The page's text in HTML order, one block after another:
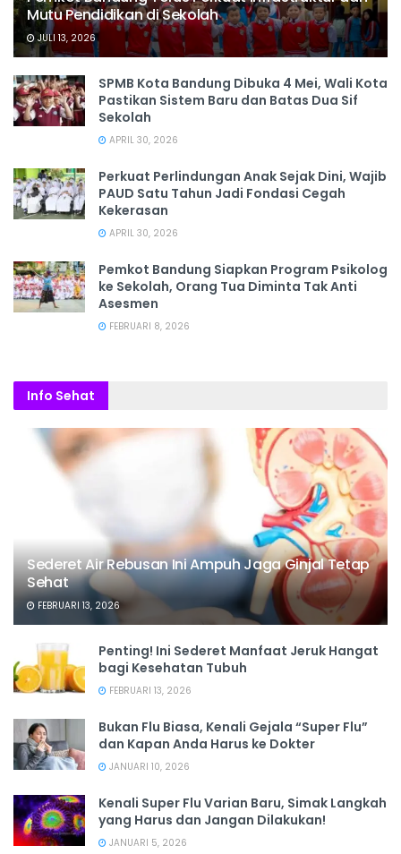
Mutu Pendidikan di Sekolah
JULI 13, 2026
SPMB Kota Bandung Dibuka 4 Mei, Wali Kota
Pastikan Sistem Baru dan Batas Dua Sif
Sekolah
APRIL 30, 2026
Perkuat Perlindungan Anak Sejak Dini, Wajib
PAUD Satu Tahun Jadi Fondasi Cegah
Kekerasan
APRIL 30, 2026
Pemkot Bandung Siapkan Program Psikolog
ke Sekolah, Orang Tua Diminta Tak Anti
Asesmen
FEBRUARI 8, 2026
Info Sehat
Sederet Air Rebusan Ini Ampuh Jaga Ginjal Tetap
Sehat
FEBRUARI 13, 2026
Penting! Ini Sederet Manfaat Jeruk Hangat
bagi Kesehatan Tubuh
FEBRUARI 13, 2026
Bukan Flu Biasa, Kenali Gejala “Super Flu”
dan Kapan Anda Harus ke Dokter
JANUARI 10, 2026
Kenali Super Flu Varian Baru, Simak Langkah
yang Harus dan Jangan Dilakukan!
JANUARI 5, 2026